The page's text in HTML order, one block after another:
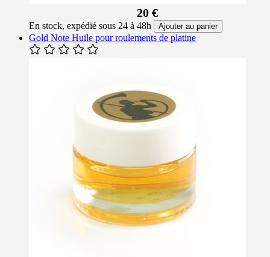
20 €
En stock, expédié sous 24 à 48h Ajouter au panier
Gold Note Huile pour roulements de platine